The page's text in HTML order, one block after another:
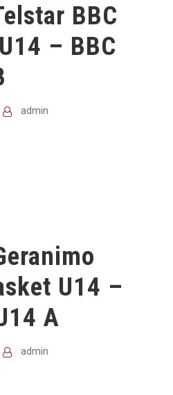
BBC
– BBC
admin
U14 –
A
admin